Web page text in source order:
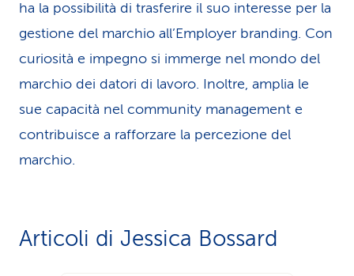
i
o
ha la possibilità di trasferire il suo interesse per la
gestione del marchio all’Employer branding. Con
curiosità e impegno si immerge nel mondo del
marchio dei datori di lavoro. Inoltre, amplia le
sue capacità nel community management e
contribuisce a rafforzare la percezione del
marchio.
Articoli di Jessica Bossard